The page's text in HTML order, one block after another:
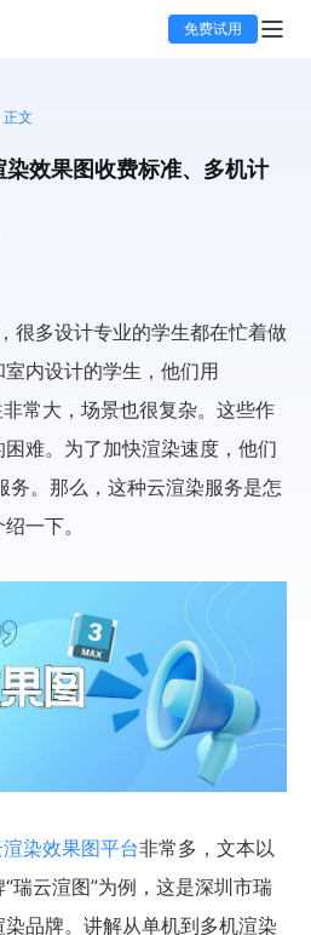
免费试用
正文
效果图收费标准、多机计
很多设计专业的学生都在忙着做
内设计的学生，他们用
常大，场景也很复杂。这些作
难。为了加快渲染速度，他们
。那么，这种云渲染服务是怎
一下。
染效果图平台非常多，文本以
瑞云渲图”为例，这是深圳市瑞
品牌。讲解从单机到多机渲染